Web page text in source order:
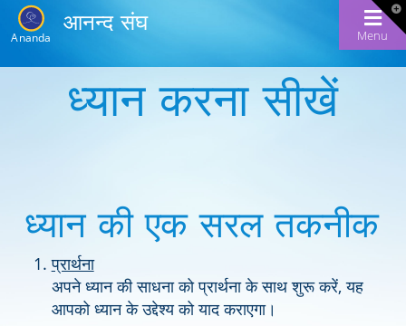
Ananda
आनन्द संघ
Menu
ध्यान करना सीखें
ध्यान की एक सरल तकनीक
प्रार्थना
अपने ध्यान की साधना को प्रार्थना के साथ शुरू करें, यह
आपको ध्यान के उद्देश्य को याद कराएगा।